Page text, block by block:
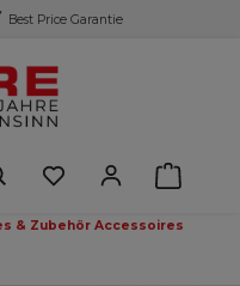
Best Price Garantie
& Zubehör Accessoires